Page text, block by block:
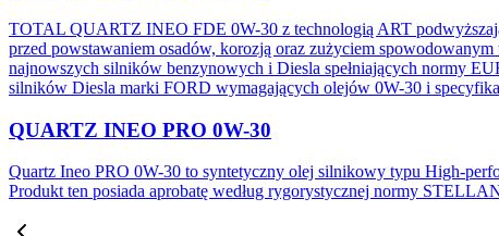
TOTAL QUARTZ INEO FDE 0W-30 z technologią ART
przed powstawaniem osadów, korozją oraz zużyciem
najnowszych silników benzynowych i Diesla spełniających normy
silników Diesla marki FORD wymagających olejów 0W-30 i
QUARTZ INEO PRO 0W-30
Quartz Ineo PRO 0W-30 to syntetyczny olej silnikowy typu High-
Produkt ten posiada aprobatę według rygorystycznej normy